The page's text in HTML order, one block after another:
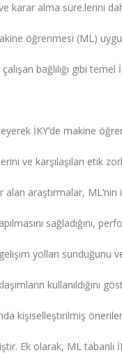
karar alma süre.lerini
öğrenmesi (ML)
bağlılığı gibi
İKY’de makine
ve karşılaşılan etik
araştırmalar, ML’nin
sağladığını,
yolları sunduğunu ve
kullanıldığını
kişiselleştirilmiş
Ek olarak, ML tabanlı